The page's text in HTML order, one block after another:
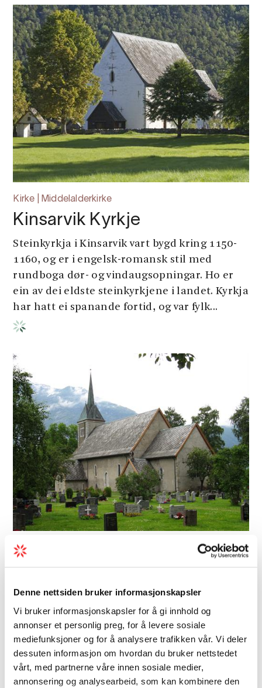
Denne nettsiden bruker informasjonskapsler
Vi bruker informasjonskapsler for å gi innhold og
annonser et personlig preg, for å levere sosiale
mediefunksjoner og for å analysere trafikken vår. Vi deler
dessuten informasjon om hvordan du bruker nettstedet
vårt, med partnerne våre innen sosiale medier,
annonsering og analysearbeid, som kan kombinere den
Kirke | Middelalderkirke
Kinsarvik Kyrkje
Steinkyrkja i Kinsarvik vart bygd kring 1150-
1160, og er i engelsk-romansk stil med
rundboga dør- og vindaugsopningar. Ho er
ein av dei eldste steinkyrkjene i landet. Kyrkja
har hatt ei spanande fortid, og var fylk...
Kirke | Middelalderkirke
Er dette kyrkja som inspirerte Tidemann og
Gude då dei måla "Brudeferden i Hardanger"
i 1848? Steinkyrkja vart truleg bygd mellom
1250 og 1300, og kyrkjeklokkene er frå
mellomalderen. Stilen er engelsk gotikk med
s...